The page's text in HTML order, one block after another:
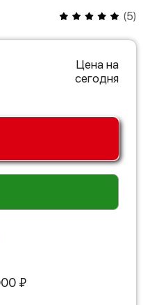
(5)
Цена на
сегодня
₽